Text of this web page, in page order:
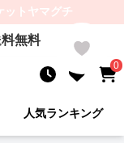
ットヤマグチ
無料
0
人気ランキング